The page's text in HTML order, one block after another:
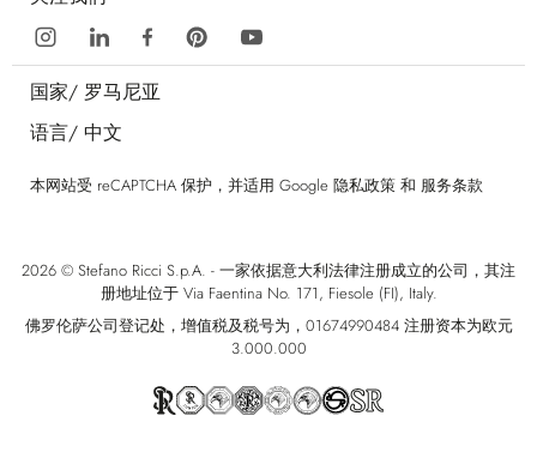
国家/ 罗马尼亚
语言/ 中文
本网站受 reCAPTCHA 保护，并适用 Google 隐私政策 和 服务条款
2026 © Stefano Ricci S.p.A. - 一家依据意大利法律注册成立的公司，其注
册地址位于 Via Faentina No. 171, Fiesole (FI), Italy.
佛罗伦萨公司登记处，增值税及税号为，01674990484 注册资本为欧元
3.000.000